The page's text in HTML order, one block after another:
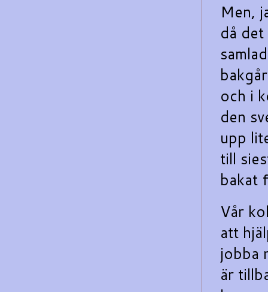
Men,
då
och i
den
upp
till
bakat
Vår
att
jobba
är